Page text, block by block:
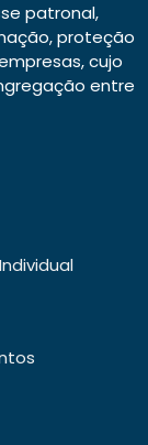
patronal,
proteção
cujo
entre